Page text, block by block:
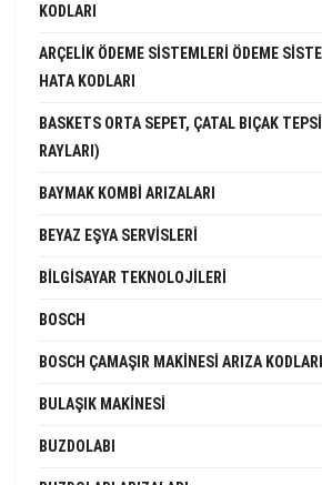
KODLARI
ARÇELIK ÖDEME SISTEMLERI ÖDEME
HATA KODLARI
BASKETS ORTA SEPET, ÇATAL BIÇAK
RAYLARI)
BAYMAK KOMBI ARIZALARI
BEYAZ EŞYA SERVISLERI
BILGISAYAR TEKNOLOJILERI
BOSCH
BOSCH ÇAMAŞIR MAKINESI ARIZA KODLARI
BULAŞIK MAKINESI
BUZDOLABI